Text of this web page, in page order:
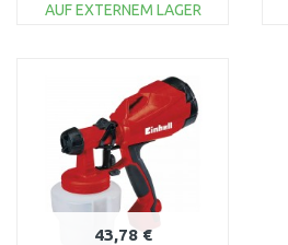
AUF EXTERNEM LAGER
Vergleichen
43,78 €